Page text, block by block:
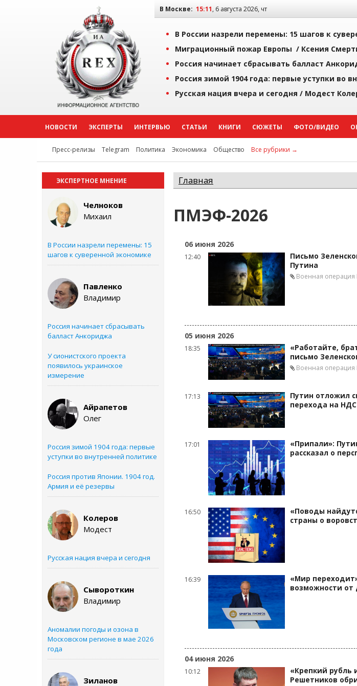
В Москве: 15:11, 6 августа 2026, чт
В России назрели перемены: 15 шагов к
Миграционный пожар Европы / Ксения
Россия начинает сбрасывать балласт
Россия зимой 1904 года: первые уступки во
Русская нация вчера и сегодня / Модест
НОВОСТИ ЭКСПЕРТЫ ИНТЕРВЬЮ СТАТЬИ КНИГИ СЮЖЕТЫ ФОТО/ВИДЕО
Пресс-релизы Telegram Политика Экономика Общество Все рубрики →
ЭКСПЕРТНОЕ МНЕНИЕ
Челноков
Михаил
В России назрели перемены: 15
шагов к суверенной экономике
Павленко
Владимир
Россия начинает сбрасывать
балласт Анкориджа
У сионистского проекта
появилось украинское
измерение
Айрапетов
Олег
Россия зимой 1904 года: первые
уступки во внутренней политике
Россия против Японии. 1904 год.
Армия и её резервы
Колеров
Модест
Русская нация вчера и сегодня
Сывороткин
Владимир
Аномалии погоды и озона в
Московском регионе в мае 2026
года
Зиланов
Главная
ПМЭФ-2026
06 июня 2026
12:40
Письмо
Путина
Военная операция
05 июня 2026
18:35
«Работайте,
письмо
Военная операция
17:13
Путин отложил
перехода на НДС
17:01
«Припали»:
рассказал о
16:50
«Поводы
страны о
16:39
«Мир
возможности от
04 июня 2026
10:12
«Крепкий рубль
Решетников